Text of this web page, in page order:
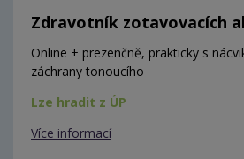
Zdravotník zotavovacích
Online + prezenčně, prakticky s
záchrany tonoucího
Lze hradit z ÚP
Více informací